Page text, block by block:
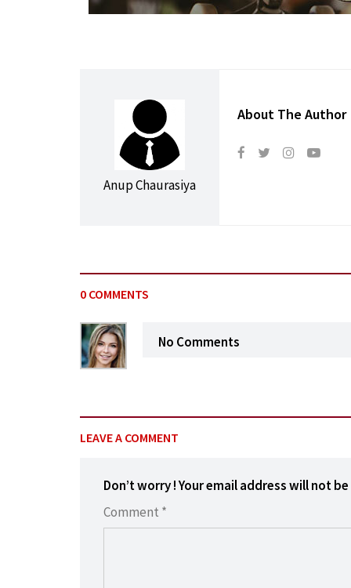
Anup Chaurasiya
About The Author
0 COMMENTS
No Comments
LEAVE A COMMENT
Don’t worry ! Your email address will not
Comment *